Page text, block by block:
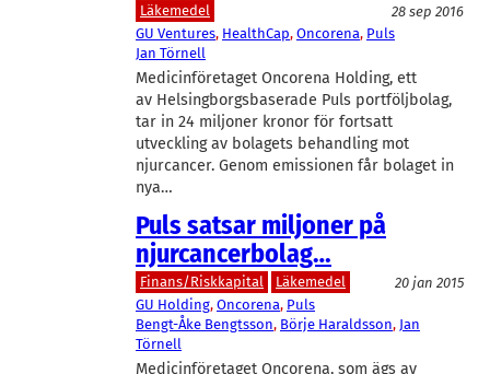
Läkemedel
28 sep 2016
GU Ventures, HealthCap, Oncorena, Puls
Jan Törnell
Medicinföretaget Oncorena Holding, ett
av Helsingborgsbaserade Puls portföljbolag,
tar in 24 miljoner kronor för fortsatt
utveckling av bolagets behandling mot
njurcancer. Genom emissionen får bolaget in
nya…
Puls satsar miljoner på
njurcancerbolag…
Finans/Riskkapital Läkemedel
20 jan 2015
GU Holding, Oncorena, Puls
Bengt-Åke Bengtsson, Börje Haraldsson, Jan
Törnell
Medicinföretaget Oncorena, som ägs av